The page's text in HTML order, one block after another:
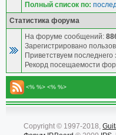
Полный список по:
Статистика форума
На форуме сообщений:
Зарегистрировано
Приветствуем
Рекорд посещаемости
<% %> <% %>
Copyright © 1997-2018,